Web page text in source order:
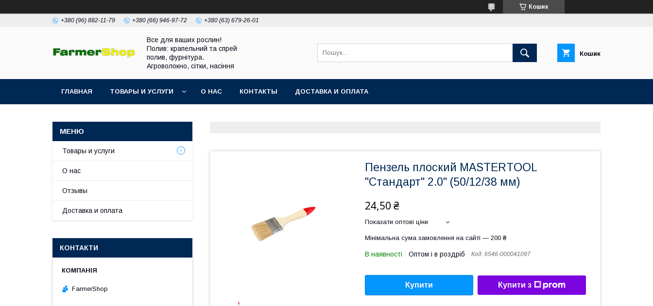
Кошик
+380 (96) 882-11-79 +380 (66) 946-97-72 +380 (63) 679-26-01
Все для ваших рослин!
Полив: крапельний та спрей
полив, фурнітура.
Агроволокно, сітки, насіння
Кошик
ГЛАВНАЯ ТОВАРЫ И УСЛУГИ О НАС КОНТАКТЫ ДОСТАВКА И ОПЛАТА
Пензель плоский MASTERTOOL
"Стандарт" 2.0" (50/12/38 мм)
24,50 ₴
Показати оптові ціни
Мінімальна сума замовлення на сайті — 200 ₴
В наявності Оптом і в роздріб Код: 6546-000041097
Купити Купити з
Товары и услуги
О нас
Отзывы
Доставка и оплата
КОНТАКТИ
FarmerShop